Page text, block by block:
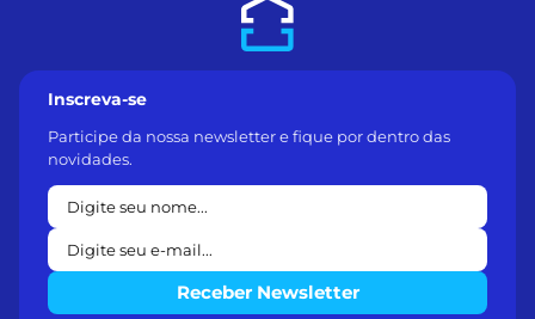
Inscreva-se
Participe da nossa newsletter e fique por dentro das
novidades.
Receber Newsletter